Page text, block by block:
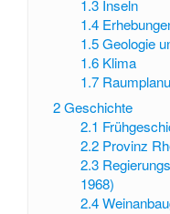
1.3 Inseln
1.4
1.5 Geologie
1.6 Klima
1.7
2Geschichte
2.1
2.2 Provinz
2.3
1968)
2.4